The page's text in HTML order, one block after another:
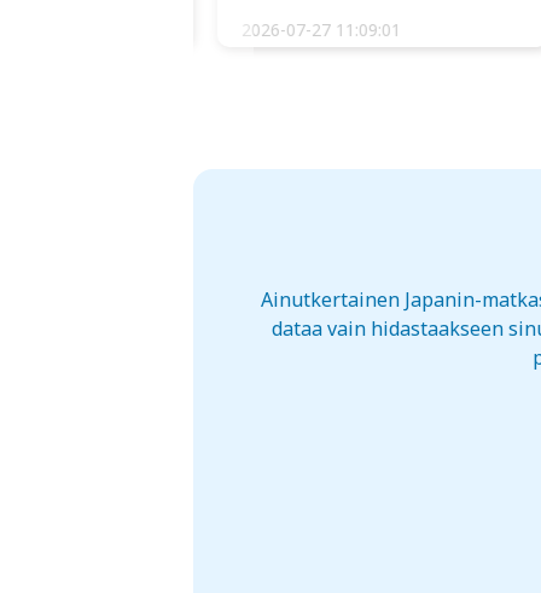
2026-07-27 11:09:01
Ainutkertainen Japanin-
dataa vain hidastaakseen